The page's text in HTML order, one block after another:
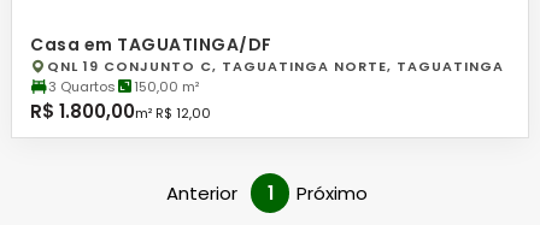
Casa em TAGUATINGA/DF
QNL 19 CONJUNTO C, TAGUATINGA NORTE, TAGUATINGA
3 Quartos
150,00 m²
R$ 1.800,00m² R$ 12,00
Anterior 1 Próximo